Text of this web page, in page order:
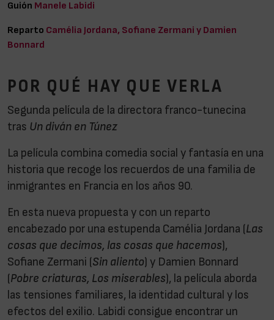
Guión Manele Labidi
Reparto Camélia Jordana, Sofiane Zermani y Damien
Bonnard
POR QUÉ HAY QUE VERLA
Segunda película de la directora franco-tunecina
tras Un diván en Túnez
La película combina comedia social y fantasía en una
historia que recoge los recuerdos de una familia de
inmigrantes en Francia en los años 90.
En esta nueva propuesta y con un reparto
encabezado por una estupenda Camélia Jordana ( Las
cosas que decimos, las cosas que hacemos ),
Sofiane Zermani ( Sin aliento ) y Damien Bonnard
Pobre criaturas, Los miserables ), la película aborda
las tensiones familiares, la identidad cultural y los
efectos del exilio. Labidi consigue encontrar un